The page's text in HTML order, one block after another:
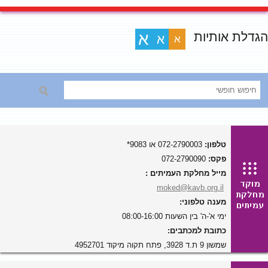
הגדלת אותיות א א א
טלפון:
פקס:
מייל מחלקת העמיתים :
moked@kavb.org.il
מענה טלפוני:
ימי א'-ה' בין השעות 08:00-16:00
כתובת למכתבים:
שמשון 9 ת.ד 3928, פתח תקוה מיקוד 4952701